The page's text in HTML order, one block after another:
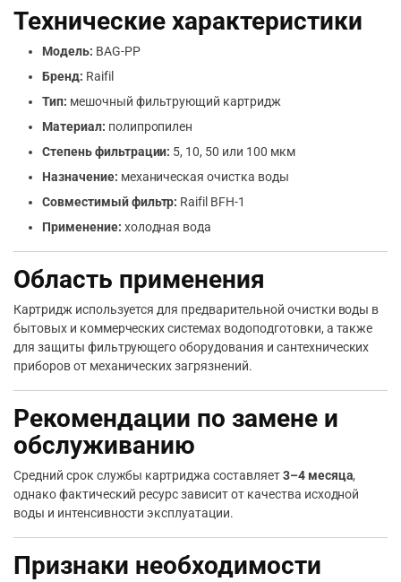
Технические характеристики
Модель: BAG-PP
Бренд: Raifil
Тип: мешочный фильтрующий картридж
Материал: полипропилен
Степень фильтрации: 5, 10, 50 или 100 мкм
Назначение: механическая очистка воды
Совместимый фильтр: Raifil BFH-1
Применение: холодная вода
Область применения
Картридж используется для предварительной очистки воды в
бытовых и коммерческих системах водоподготовки, а также
для защиты фильтрующего оборудования и сантехнических
приборов от механических загрязнений.
Рекомендации по замене и
обслуживанию
Средний срок службы картриджа составляет3–4 месяца,
однако фактический ресурс зависит от качества исходной
воды и интенсивности эксплуатации.
Признаки необходимости